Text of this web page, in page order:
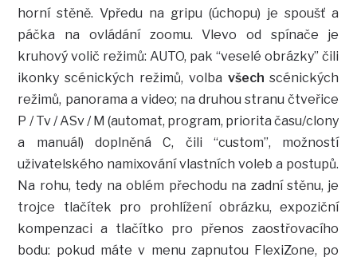
horní stěně. Vpředu na gripu (úchopu) je spoušť a
páčka na ovládání zoomu. Vlevo od spínače je
kruhový volič režimů: AUTO, pak “veselé obrázky” čili
ikonky scénických režimů, volba všech scénických
režimů, panorama a video; na druhou stranu čtveřice
P / Tv / ASv / M (automat, program, priorita času/clony
a manuál) doplněná C, čili “custom”, možností
uživatelského namixování vlastních voleb a postupů.
Na rohu, tedy na oblém přechodu na zadní stěnu, je
trojce tlačítek pro prohlížení obrázku, expoziční
kompenzaci a tlačítko pro přenos zaostřovacího
bodu: pokud máte v menu zapnutou FlexiZone, po